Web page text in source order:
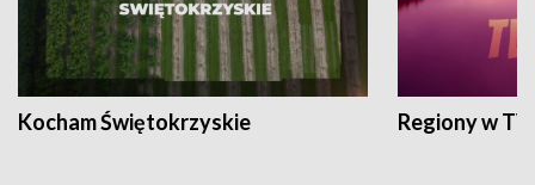
Kocham Świętokrzyskie Regiony w